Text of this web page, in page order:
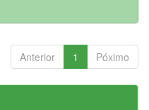
Anterior 1 Póximo